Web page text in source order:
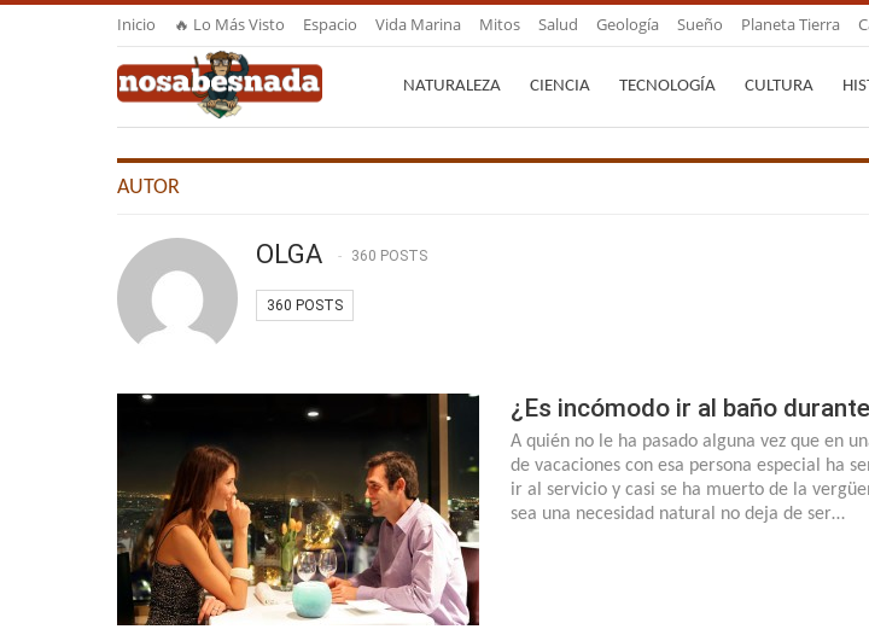
Inicio 🔥 Lo Más Visto Espacio Vida Marina Mitos Salud Geología Sueño Planeta Tierra
NATURALEZA CIENCIA TECNOLOGÍA CULTURA
AUTOR
OLGA 360 POSTS
360 POSTS
¿Es incómodo ir al baño
A quién no le ha pasado alguna vez que en
de vacaciones con esa persona especial ha
ir al servicio y casi se ha muerto de la
sea una necesidad natural no deja de ser…